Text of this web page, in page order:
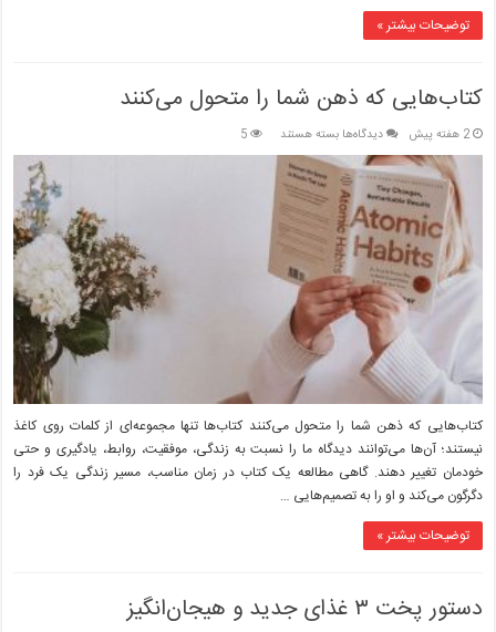
توضیحات بیشتر »
کتاب‌هایی که ذهن شما را متحول می‌کنند
2 هفته پیش دیدگاه‌هابرای
کتاب‌هایی
که
ذهن
شما
را
متحول
می‌کنند
بسته هستند 5
کتاب‌هایی که ذهن شما را متحول می‌کنند کتاب‌ها تنها مجموعه‌ای از کلمات روی کاغذ
نیستند؛ آن‌ها می‌توانند دیدگاه ما را نسبت به زندگی، موفقیت، روابط، یادگیری و حتی
خودمان تغییر دهند. گاهی مطالعه یک کتاب در زمان مناسب، مسیر زندگی یک فرد را
دگرگون می‌کند و او را به تصمیم‌هایی …
توضیحات بیشتر »
دستور پخت ۳ غذای جدید و هیجان‌انگیز